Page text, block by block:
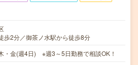
歩2分／御茶ノ水駅から徒歩8分
・金(週4日) ※週3～5日勤務で相談OK！